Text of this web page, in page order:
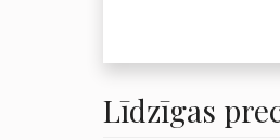
Līdzīgas